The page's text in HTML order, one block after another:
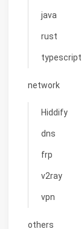
java
rust
typescript
network
Hiddify
dns
frp
v2ray
vpn
others